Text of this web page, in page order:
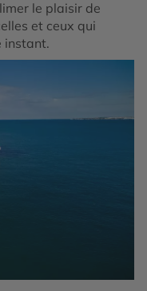
le plaisir de
et ceux qui
instant.